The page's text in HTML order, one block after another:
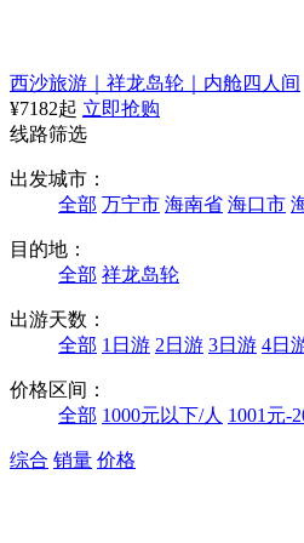
西沙旅游｜祥龙岛轮｜内舱四人间
¥7182起 立即抢购
线路筛选
出发城市：
全部 万宁市 海南省 海口市
目的地：
全部 祥龙岛轮
出游天数：
全部 1日游 2日游 3日游 4日
价格区间：
全部 1000元以下/人 1001元-
综合 销量 价格